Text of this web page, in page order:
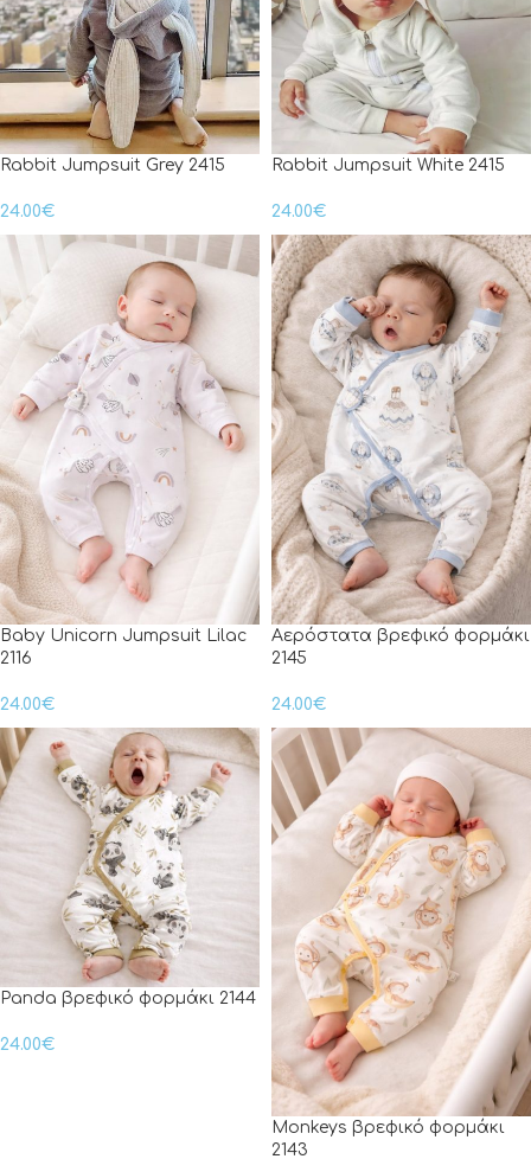
Rabbit Jumpsuit Grey 2415
24.00€
Rabbit Jumpsuit White 2415
24.00€
Baby Unicorn Jumpsuit Lilac
2116
24.00€
Αερόστατα βρεφικό φορμάκι
2145
24.00€
Panda βρεφικό φορμάκι 2144
24.00€
Monkeys βρεφικό φορμάκι
2143